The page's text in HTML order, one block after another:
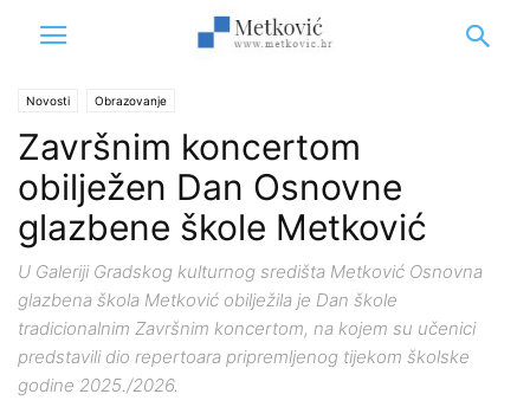
Novosti Obrazovanje
Završnim koncertom
obilježen Dan Osnovne
glazbene škole Metković
U Galeriji Gradskog kulturnog središta Metković Osnovna
glazbena škola Metković obilježila je Dan škole
tradicionalnim Završnim koncertom, na kojem su učenici
predstavili dio repertoara pripremljenog tijekom školske
godine 2025./2026.